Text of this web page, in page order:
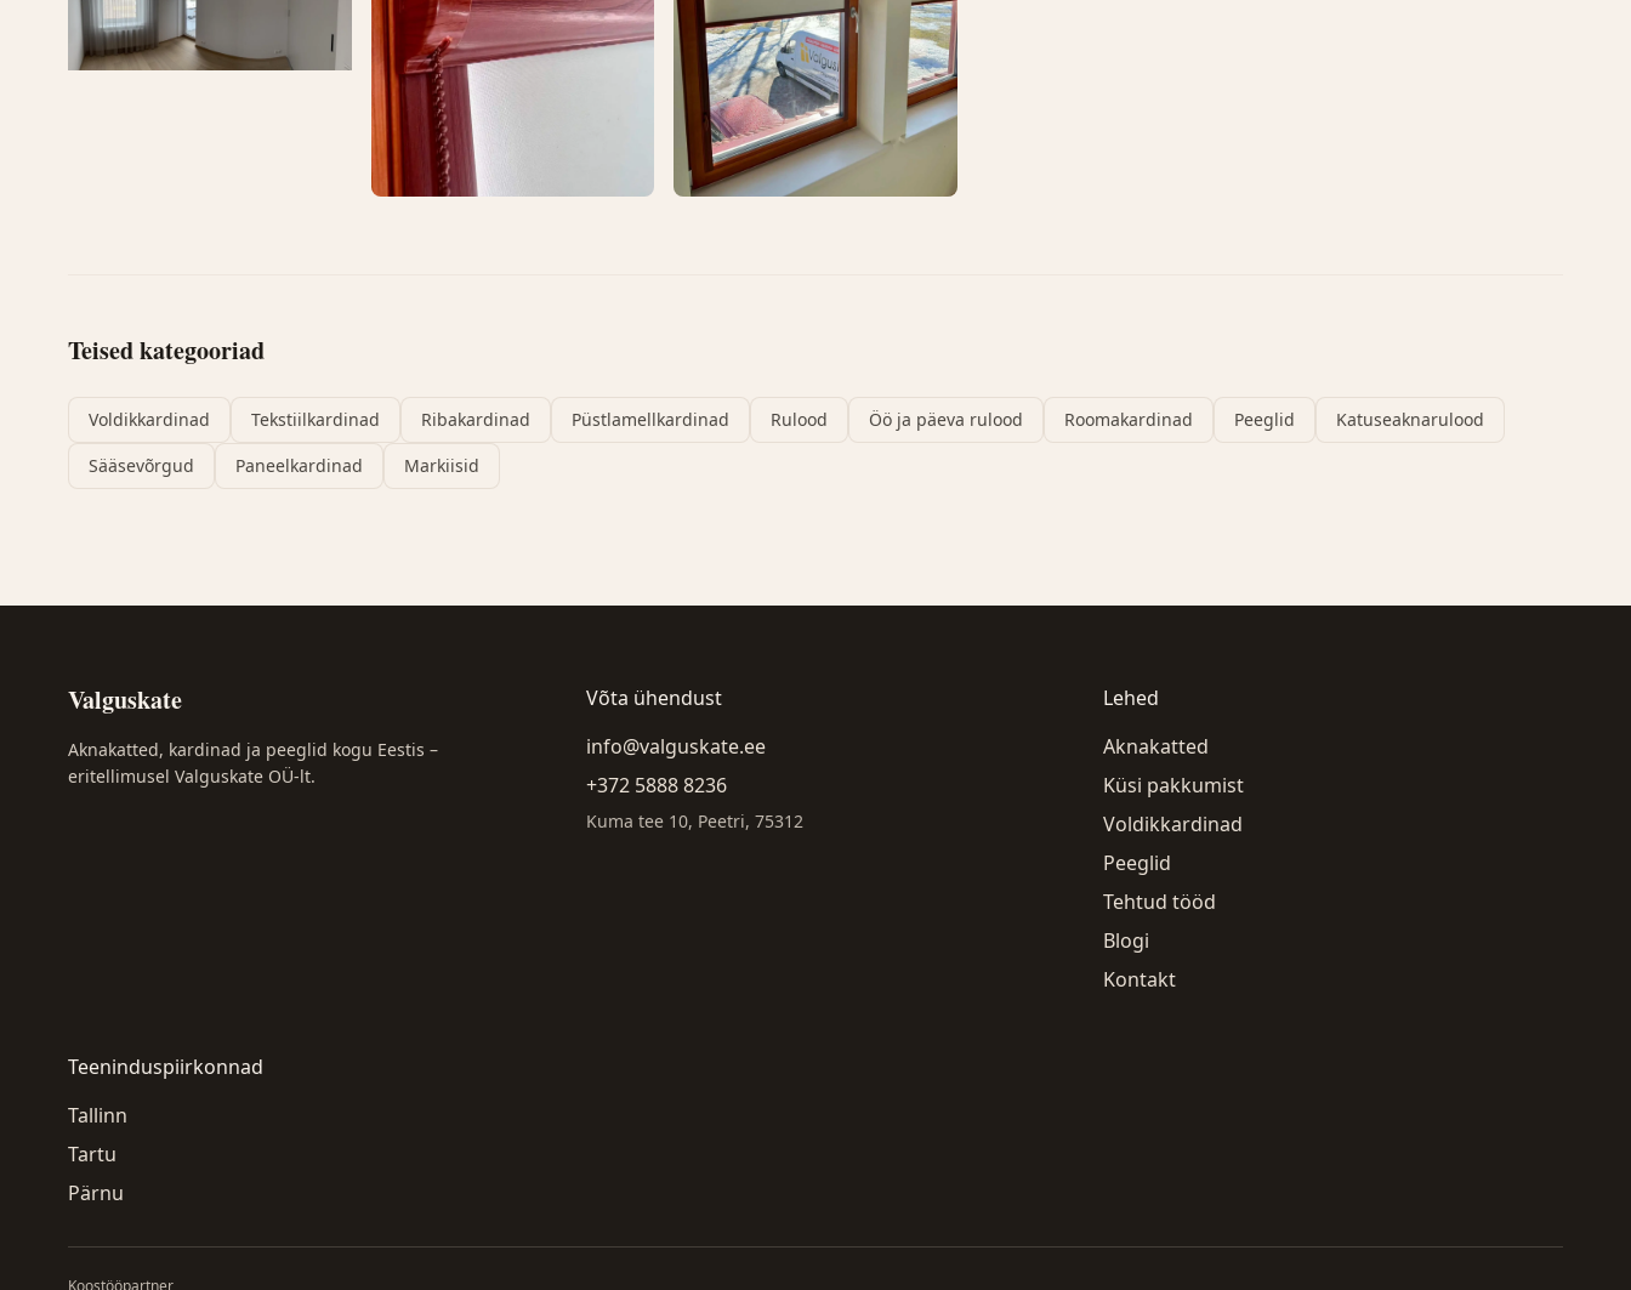
Teised kategooriad
Voldikkardinad Tekstiilkardinad Ribakardinad Püstlamellkardinad Rulood Öö ja päeva rulood Roomakardinad Peeglid
Katuseaknarulood
Sääsevõrgud
Paneelkardinad Markiisid
Valguskate
Aknakatted, kardinad ja peeglid kogu Eestis –
eritellimusel Valguskate OÜ-lt.
Võta ühendust
info@valguskate.ee
+372 5888 8236
Kuma tee 10, Peetri, 75312
Lehed
Aknakatted
Küsi pakkumist
Voldikkardinad
Peeglid
Tehtud tööd
Blogi
Kontakt
Teeninduspiirkonnad
Tallinn
Tartu
Pärnu
Koostööpartner